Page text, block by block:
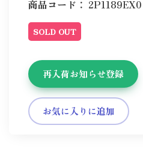
商品コード： 2P1189EX0
SOLD OUT
再入荷お知らせ登録
お買い物を続ける
お気に入りに追加